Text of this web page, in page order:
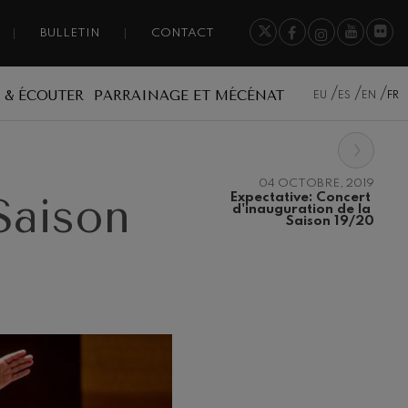
BULLETIN CONTACT
ÉCOUTER PARRAINAGE ET MÉCÉNAT EU ES EN FR
04 OCTOBRE, 2019
Expectative: Concert
d'inauguration de la
Saison 19/20